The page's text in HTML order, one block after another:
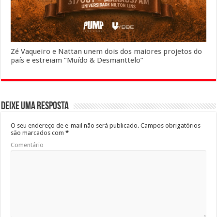
Zé Vaqueiro e Nattan unem dois dos maiores projetos do
país e estreiam “Muído & Desmanttelo”
Deixe uma resposta
O seu endereço de e-mail não será publicado. Campos obrigatórios
são marcados com*
Comentário